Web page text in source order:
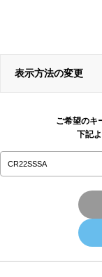
表示方法の変更
ご希望のキ
下記